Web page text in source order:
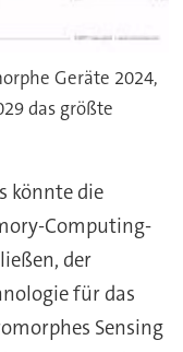
Geräte 2024,
das größte
könnte die
Computing-
der
für das
Sensing